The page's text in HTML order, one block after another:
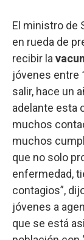
El ministro de
en rueda de
recibir la
jóvenes entre
salir, hace un
adelante esta
muchos
muchos
que no solo
enfermedad,
contagios”,
jóvenes a
que se está